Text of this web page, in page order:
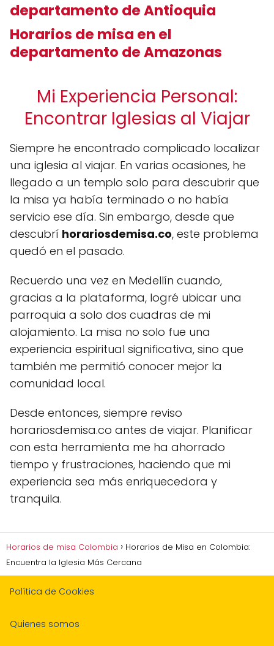
departamento de Antioquia
Horarios de misa en el
departamento de Amazonas
Mi Experiencia Personal:
Encontrar Iglesias al Viajar
Siempre he encontrado complicado localizar
una iglesia al viajar. En varias ocasiones, he
llegado a un templo solo para descubrir que
la misa ya había terminado o no había
servicio ese día. Sin embargo, desde que
descubrí horariosdemisa.co, este problema
quedó en el pasado.
Recuerdo una vez en Medellín cuando,
gracias a la plataforma, logré ubicar una
parroquia a solo dos cuadras de mi
alojamiento. La misa no solo fue una
experiencia espiritual significativa, sino que
también me permitió conocer mejor la
comunidad local.
Desde entonces, siempre reviso
horariosdemisa.co antes de viajar. Planificar
con esta herramienta me ha ahorrado
tiempo y frustraciones, haciendo que mi
experiencia sea más enriquecedora y
tranquila.
Horarios de misa Colombia
Horarios de Misa en Colombia:
Encuentra la Iglesia Más Cercana
Política de Cookies
Quienes somos